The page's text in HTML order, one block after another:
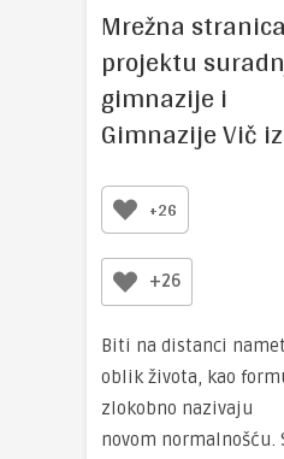
Mrežna
projektu
gimnazije i
Gimnazije Vič
+26
+26
Biti na distanci
oblik života, kao
zlokobno nazivaju
novom normalnošću.